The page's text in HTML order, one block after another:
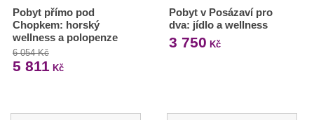
Pobyt přímo pod
Chopkem: horský
wellness a polopenze
6 054 Kč
5 811 Kč
Pobyt v Posázaví pro
dva: jídlo a wellness
3 750 Kč